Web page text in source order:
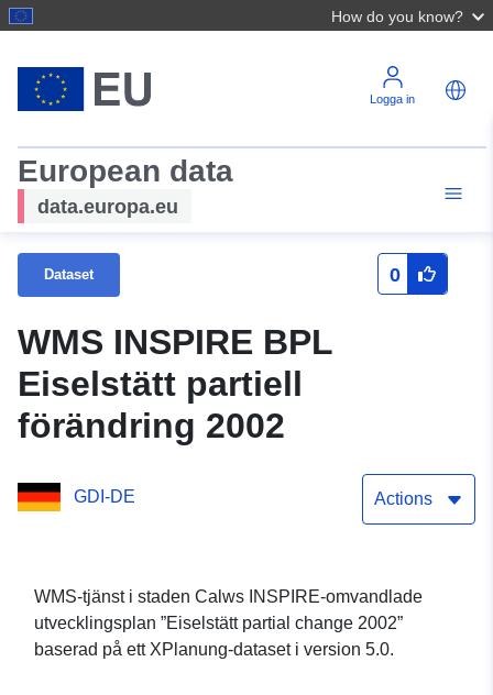
How do you know?
Logga in
European data
data.europa.eu
Dataset 0
WMS INSPIRE BPL
Eiselstätt partiell
förändring 2002
GDI-DE Actions
WMS-tjänst i staden Calws INSPIRE-omvandlade
utvecklingsplan ”Eiselstätt partial change 2002”
baserad på ett XPlanung-dataset i version 5.0.